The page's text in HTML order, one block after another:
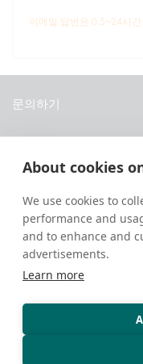
About cookies
We use cookies to
performance and
and to enhance and
advertisements.
Learn more
이메일 답변은 0.5~24시
문의하기
중국 티베트 라싸 당
+86 18583346229
연결하기
저작권 © 2026. 판권 소유.